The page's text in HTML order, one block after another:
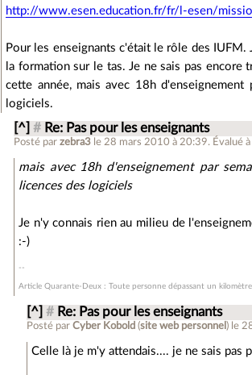
http://www.esen.education.fr/fr/l-esen/
Pour les enseignants c'était le rôle des IUFM.
la formation sur le tas. Je ne sais pas
cette année, mais avec 18h
logiciels.
[^] # Re: Pas pour les enseignants
Posté parzebra3 le 28 mars 2010 à 20:39. Évalué à
mais avec 18h d'enseignement par
licences des logiciels
Je n'y connais rien au milieu de
:-)
Article Quarante-Deux : Toute personne dépassant un
[^] # Re: Pas pour les enseignants
Posté parCyber Kobold(site web personnel ) le
Celle là je m'y attendais.... je ne sais pas